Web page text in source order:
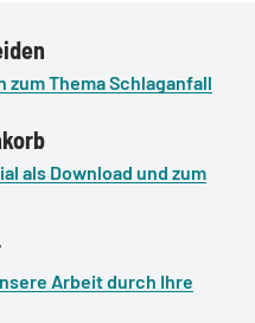
Thema Schlaganfall
als Download und zum
Arbeit durch Ihre